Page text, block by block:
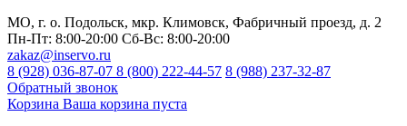
МО, г. о. Подольск, мкр. Климовск, Фабричный проезд, д. 2
Пн-Пт: 8:00-20:00 Сб-Вс: 8:00-20:00
zakaz@inservo.ru
8 (928) 036-87-07 8 (800) 222-44-57 8 (988) 237-32-87
Обратный звонок
Корзина Ваша корзина пуста